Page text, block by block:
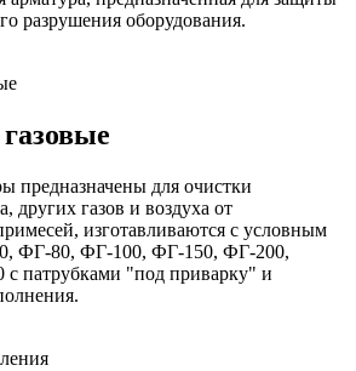
разрушения оборудования.
предназначены для очистки
других газов и воздуха от
изготавливаются с условным
ФГ-80, ФГ-100, ФГ-150, ФГ-200,
патрубками "под приварку" и